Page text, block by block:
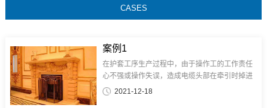
CASES
案例1
在护套工序生产过程中，由于操作工的工作责任
心不强或操作失误，造成电缆头部在牵引时掉进
水槽中或电缆在生产过程中未控制好电缆内外护
2021-12-18